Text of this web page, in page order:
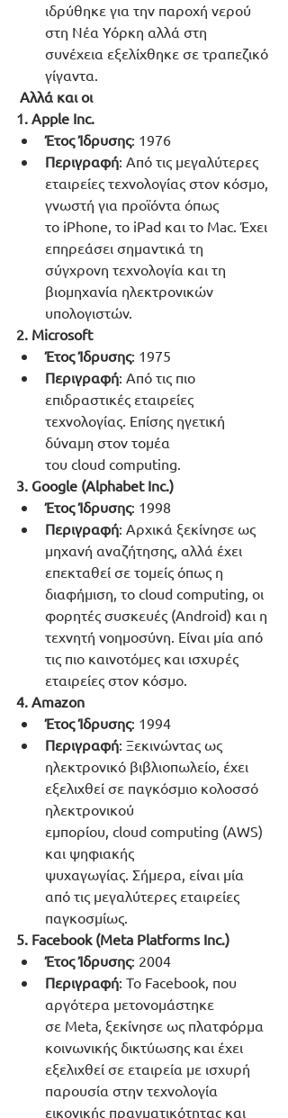
ιδρύθηκε για την παροχή νερού
στη Νέα Υόρκη αλλά στη
συνέχεια εξελίχθηκε σε τραπεζικό
γίγαντα.
Αλλά και οι
1. Apple Inc.
Έτος Ίδρυσης: 1976
Περιγραφή: Από τις μεγαλύτερες
εταιρείες τεχνολογίας στον κόσμο,
γνωστή για προϊόντα όπως
το iPhone, το iPad και το Mac. Έχει
επηρεάσει σημαντικά τη
σύγχρονη τεχνολογία και τη
βιομηχανία ηλεκτρονικών
υπολογιστών.
2. Microsoft
Έτος Ίδρυσης: 1975
Περιγραφή: Από τις πιο
επιδραστικές εταιρείες
τεχνολογίας. Επίσης ηγετική
δύναμη στον τομέα
του cloud computing.
3. Google (Alphabet Inc.)
Έτος Ίδρυσης: 1998
Περιγραφή: Αρχικά ξεκίνησε ως
μηχανή αναζήτησης, αλλά έχει
επεκταθεί σε τομείς όπως η
διαφήμιση, το cloud computing, οι
φορητές συσκευές (Android) και η
τεχνητή νοημοσύνη. Είναι μία από
τις πιο καινοτόμες και ισχυρές
εταιρείες στον κόσμο.
4. Amazon
Έτος Ίδρυσης: 1994
Περιγραφή: Ξεκινώντας ως
ηλεκτρονικό βιβλιοπωλείο, έχει
εξελιχθεί σε παγκόσμιο κολοσσό
ηλεκτρονικού
εμπορίου, cloud computing (AWS)
και ψηφιακής
ψυχαγωγίας. Σήμερα, είναι μία
από τις μεγαλύτερες εταιρείες
παγκοσμίως.
5. Facebook (Meta Platforms Inc.)
Έτος Ίδρυσης: 2004
Περιγραφή: Το Facebook, που
αργότερα μετονομάστηκε
σε Meta, ξεκίνησε ως πλατφόρμα
κοινωνικής δικτύωσης και έχει
εξελιχθεί σε εταιρεία με ισχυρή
παρουσία στην τεχνολογία
εικονικής πραγματικότητας και